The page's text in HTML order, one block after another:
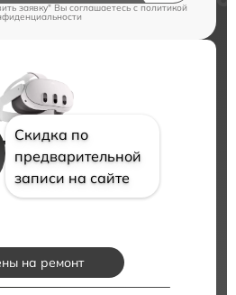
заявку" Вы соглашаетесь cполитикой
Скидка по
предварительной
записи на сайте
на ремонт